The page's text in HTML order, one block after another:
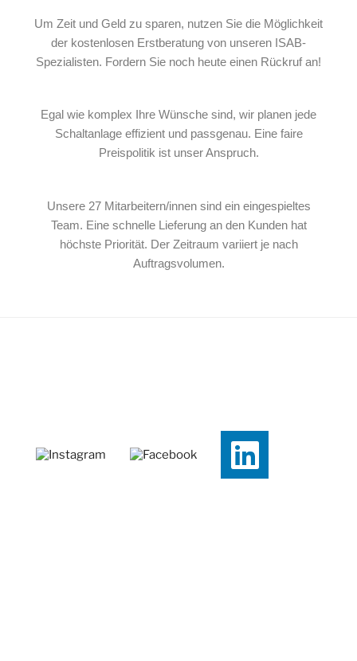
Um Zeit und Geld zu sparen, nutzen Sie die Möglichkeit
der kostenlosen Erstberatung von unseren ISAB-
Spezialisten. Fordern Sie noch heute einen Rückruf an!
Egal wie komplex Ihre Wünsche sind, wir planen jede
Schaltanlage effizient und passgenau. Eine faire
Preispolitik ist unser Anspruch.
Unsere 27 Mitarbeitern/innen sind ein eingespieltes
Team. Eine schnelle Lieferung an den Kunden hat
höchste Priorität. Der Zeitraum variiert je nach
Auftragsvolumen.